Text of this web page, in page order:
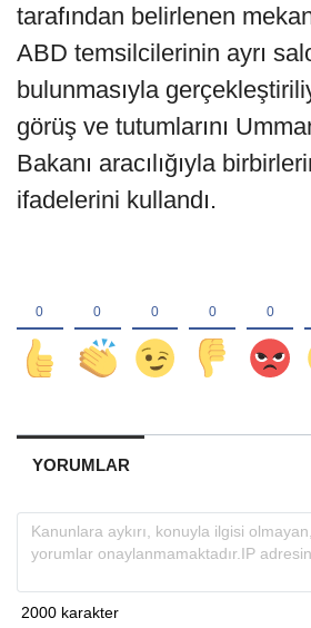
tarafından belirlenen
ABD temsilcilerinin ayrı
bulunmasıyla
görüş ve tutumlarını
Bakanı aracılığıyla
ifadelerini kullandı.
YORUMLAR